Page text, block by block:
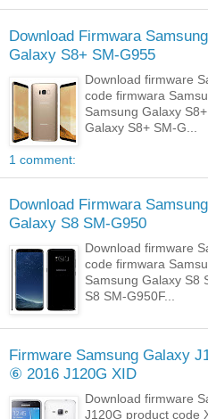
Download Firmwara Samsung
Galaxy S8+ SM-G955
Download firmware
code firmwara
Samsung Galaxy
Galaxy S8+ SM-G...
1 comment:
Download Firmwara Samsung
Galaxy S8 SM-G950
Download firmware
code firmwara
Samsung Galaxy S8
S8 SM-G950F...
Firmware Samsung Galaxy
⑥ 2016 J120G XID
Download firmware
J120G product code